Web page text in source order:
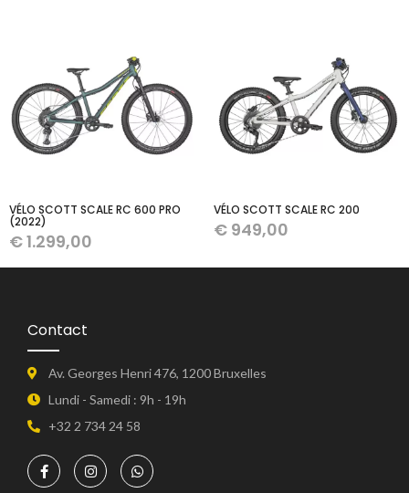
VÉLO SCOTT SCALE RC 600 PRO
(2022)
€1.299,00
VÉLO SCOTT SCALE RC 200
€ 949,00
Contact
Av. Georges Henri 476, 1200 Bruxelles
Lundi - Samedi : 9h - 19h
+32 2 734 24 58